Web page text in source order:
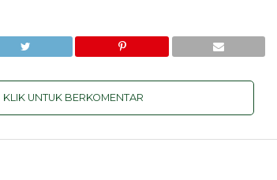
KLIK UNTUK BERKOMENTAR